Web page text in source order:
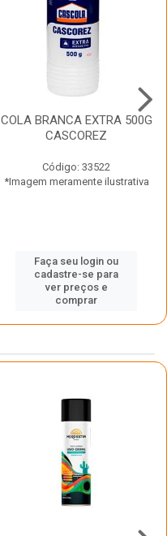
COLA BRANCA EXTRA 500G
CASCOREZ
Código: 33522
*Imagem meramente ilustrativa
Faça seu login ou
cadastre-se para
ver preços e
comprar